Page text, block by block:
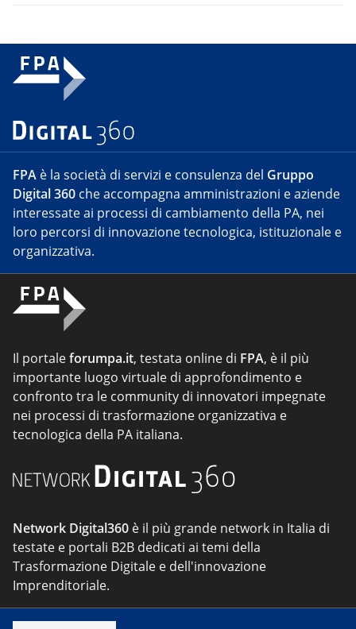
FPA è la società di servizi e consulenza del Gruppo
Digital 360 che accompagna amministrazioni e aziende
interessate ai processi di cambiamento della PA, nei
loro percorsi di innovazione tecnologica, istituzionale e
organizzativa.
Il portaleforumpa.it, testata online di FPA, è il più
importante luogo virtuale di approfondimento e
confronto tra le community di innovatori impegnate
nei processi di trasformazione organizzativa e
tecnologica della PA italiana.
Network Digital360 è il più grande network in Italia di
testate e portali B2B dedicati ai temi della
Trasformazione Digitale e dell'innovazione
Imprenditoriale.